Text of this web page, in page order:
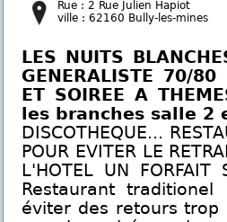
Rue : 2 Rue Julien Hapiot
ville : 62160 Bully-les-mines
LES NUITS
GENERALISTE 70/
ET SOIREE A
les branches salle 2
DISCOTHEQUE...
POUR EVITER LE
L'HOTEL UN FORFAIT
Restaurant
éviter des retours trop